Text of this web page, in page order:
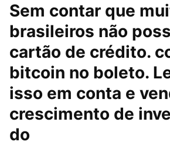
Sem contar que
brasileiros não
cartão de crédito.
bitcoin no boleto.
isso em conta e
crescimento de
do